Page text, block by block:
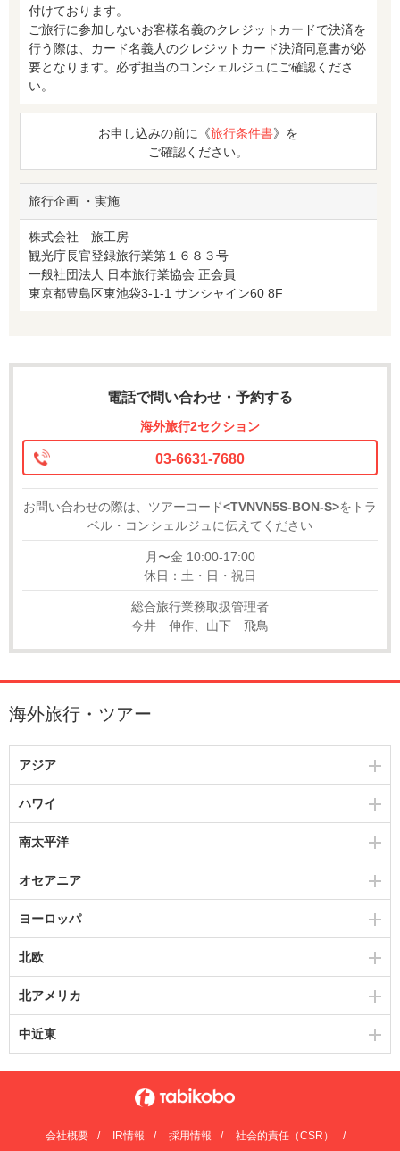
付けております。
ご旅行に参加しないお客様名義のクレジットカードで決済を
行う際は、カード名義人のクレジットカード決済同意書が必
要となります。必ず担当のコンシェルジュにご確認くださ
い。
お申し込みの前に《旅行条件書》を
ご確認ください。
旅行企画 ・実施
株式会社 旅工房
観光庁長官登録旅行業第１６８３号
一般社団法人 日本旅行業協会 正会員
東京都豊島区東池袋3-1-1 サンシャイン60 8F
電話で問い合わせ・予約する
海外旅行2セクション
03-6631-7680
お問い合わせの際は、ツアーコード<TVNVN5S-BON-S>をトラ
ベル・コンシェルジュに伝えてください
月〜金 10:00-17:00
休日：土・日・祝日
総合旅行業務取扱管理者
今井 伸作、山下 飛鳥
海外旅行・ツアー
アジア
ハワイ
南太平洋
オセアニア
ヨーロッパ
北欧
北アメリカ
中近東
会社概要 IR情報 採用情報 社会的責任（CSR）